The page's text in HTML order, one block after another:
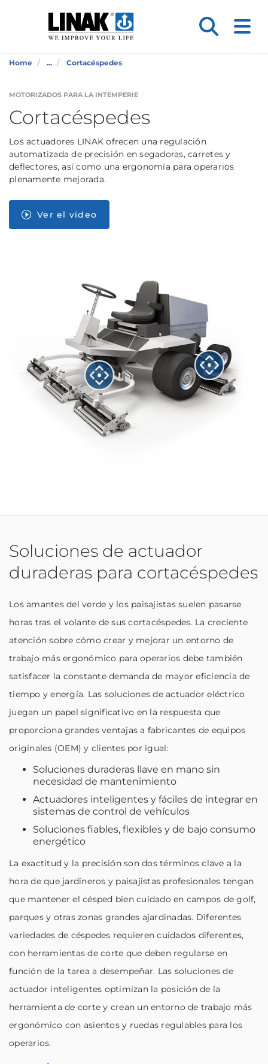
Home ... Cortacéspedes
MOTORIZADOS PARA LA INTEMPERIE
Cortacéspedes
Los actuadores LINAK ofrecen una regulación
automatizada de precisión en segadoras, carretes y
deflectores, así como una ergonomía para operarios
plenamente mejorada.
Ver el vídeo
Soluciones de actuador
duraderas para cortacéspedes
Los amantes del verde y los paisajistas suelen pasarse
horas tras el volante de sus cortacéspedes. La creciente
atención sobre cómo crear y mejorar un entorno de
trabajo más ergonómico para operarios debe también
satisfacer la constante demanda de mayor eficiencia de
tiempo y energía. Las soluciones de actuador eléctrico
juegan un papel significativo en la respuesta que
proporciona grandes ventajas a fabricantes de equipos
originales (OEM) y clientes por igual:
Soluciones duraderas llave en mano sin
necesidad de mantenimiento
Actuadores inteligentes y fáciles de integrar en
sistemas de control de vehículos
Soluciones fiables, flexibles y de bajo consumo
energético
La exactitud y la precisión son dos términos clave a la
hora de que jardineros y paisajistas profesionales tengan
que mantener el césped bien cuidado en campos de golf,
parques y otras zonas grandes ajardinadas. Diferentes
variedades de céspedes requieren cuidados diferentes,
con herramientas de corte que deben regularse en
función de la tarea a desempeñar. Las soluciones de
actuador inteligentes optimizan la posición de la
herramienta de corte y crean un entorno de trabajo más
ergonómico con asientos y ruedas regulables para los
operarios.